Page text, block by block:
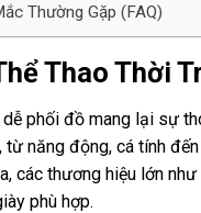
Thường Gặp (FAQ)
Thao Thời
phối đồ mang lại sự
từ năng động, cá tính
các thương hiệu lớn
phù hợp.